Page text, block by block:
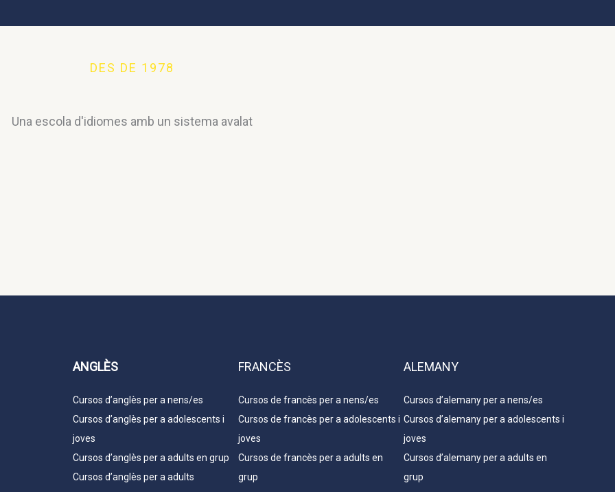
DES DE 1978
Una escola d'idiomes amb un sistema avalat
ANGLÈS
Cursos d’anglès per a nens/es
Cursos d’anglès per a adolescents i
joves
Cursos d’anglès per a adults en grup
Cursos d’anglès per a adults
FRANCÈS
Cursos de francès per a nens/es
Cursos de francès per a adolescents i
joves
Cursos de francès per a adults en
grup
ALEMANY
Cursos d’alemany per a nens/es
Cursos d’alemany per a adolescents i
joves
Cursos d’alemany per a adults en
grup